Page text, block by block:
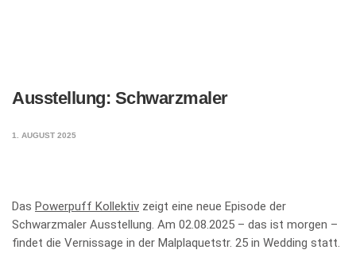
Ausstellung: Schwarzmaler
1. AUGUST 2025
Das Powerpuff Kollektiv zeigt eine neue Episode der
Schwarzmaler Ausstellung. Am 02.08.2025 – das ist morgen –
findet die Vernissage in der Malplaquetstr. 25 in Wedding statt.